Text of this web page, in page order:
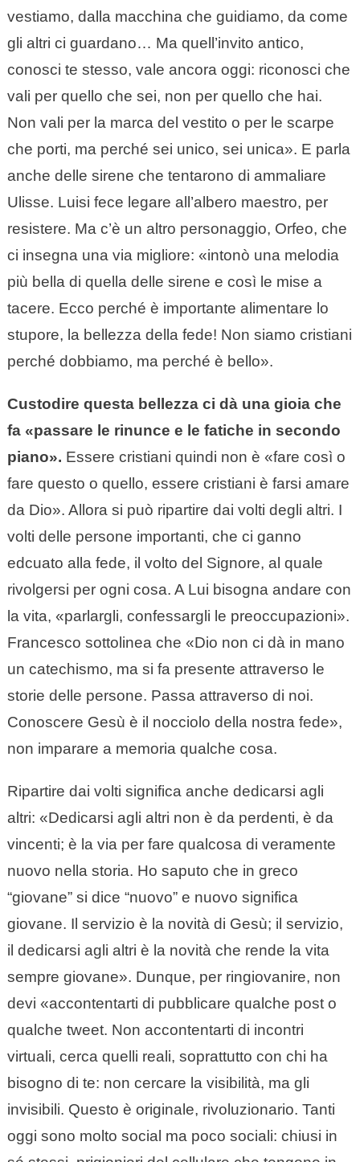
vestiamo, dalla macchina che guidiamo, da come
gli altri ci guardano… Ma quell’invito antico,
conosci te stesso, vale ancora oggi: riconosci che
vali per quello che sei, non per quello che hai.
Non vali per la marca del vestito o per le scarpe
che porti, ma perché sei unico, sei unica». E parla
anche delle sirene che tentarono di ammaliare
Ulisse. Luisi fece legare all’albero maestro, per
resistere. Ma c’è un altro personaggio, Orfeo, che
ci insegna una via migliore: «intonò una melodia
più bella di quella delle sirene e così le mise a
tacere. Ecco perché è importante alimentare lo
stupore, la bellezza della fede! Non siamo cristiani
perché dobbiamo, ma perché è bello».
Custodire questa bellezza ci dà una gioia che
fa «passare le rinunce e le fatiche in secondo
piano». Essere cristiani quindi non è «fare così o
fare questo o quello, essere cristiani è farsi amare
da Dio». Allora si può ripartire dai volti degli altri. I
volti delle persone importanti, che ci ganno
edcuato alla fede, il volto del Signore, al quale
rivolgersi per ogni cosa. A Lui bisogna andare con
la vita, «parlargli, confessargli le preoccupazioni».
Francesco sottolinea che «Dio non ci dà in mano
un catechismo, ma si fa presente attraverso le
storie delle persone. Passa attraverso di noi.
Conoscere Gesù è il nocciolo della nostra fede»,
non imparare a memoria qualche cosa.
Ripartire dai volti significa anche dedicarsi agli
altri: «Dedicarsi agli altri non è da perdenti, è da
vincenti; è la via per fare qualcosa di veramente
nuovo nella storia. Ho saputo che in greco
“giovane” si dice “nuovo” e nuovo significa
giovane. Il servizio è la novità di Gesù; il servizio,
il dedicarsi agli altri è la novità che rende la vita
sempre giovane». Dunque, per ringiovanire, non
devi «accontentarti di pubblicare qualche post o
qualche tweet. Non accontentarti di incontri
virtuali, cerca quelli reali, soprattutto con chi ha
bisogno di te: non cercare la visibilità, ma gli
invisibili. Questo è originale, rivoluzionario. Tanti
oggi sono molto social ma poco sociali: chiusi in